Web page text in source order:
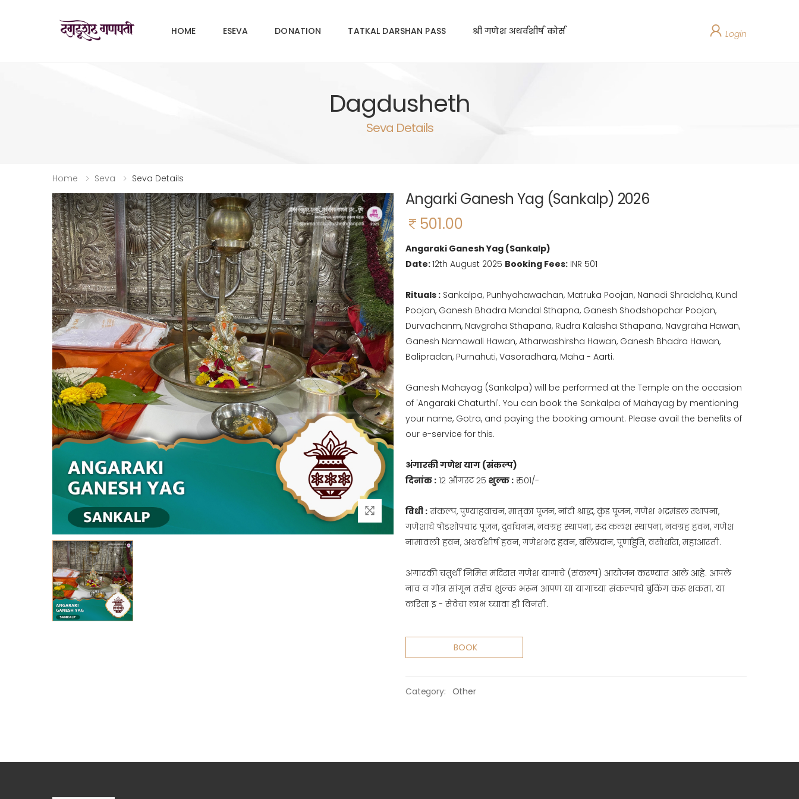
HOME ESEVA DONATION TATKAL DARSHAN PASS श्री गणेश अथर्वशीर्ष कोर्स Login
Dagdusheth
Seva Details
Home Seva Seva Details
Angarki Ganesh Yag (Sankalp) 2026
501.00
Angaraki Ganesh Yag (Sankalp)
Date:12th August 2025 Booking Fees: INR 501
Rituals : Sankalpa, Punhyahawachan, Matruka Poojan, Nanadi Shraddha, Kund
Poojan, Ganesh Bhadra Mandal Sthapna, Ganesh Shodshopchar Poojan,
Durvachanm, Navgraha Sthapana, Rudra Kalasha Sthapana, Navgraha Hawan,
Ganesh Namawali Hawan, Atharwashirsha Hawan, Ganesh Bhadra Hawan,
Balipradan, Purnahuti, Vasoradhara, Maha - Aarti.
Ganesh Mahayag (Sankalpa) will be performed at the Temple on the occasion
of 'Angaraki Chaturthi'. You can book the Sankalpa of Mahayag by mentioning
your name, Gotra, and paying the booking amount. Please avail the benefits of
our e-service for this.
अंगारकी गणेश याग (संकल्प)
दिनांक : १२ ऑगस्ट २५ शुल्क : ₹ ५०१/-
विधी : संकल्प, पुण्याहवाचन, मातृका पूजन, नांदी श्राद्ध, कुंड पूजन, गणेश भद्रमंडल स्थापना,
गणेशाचे षोडशोपचार पूजन, दुर्वाचनम, नवग्रह स्थापना, रुद्र कलश स्थापना, नवग्रह हवन, गणेश
नामावली हवन, अथर्वशीर्ष हवन, गणेशभद्र हवन, बलिप्रदान, पूर्णाहुति, वसोर्धारा, महाआरती.
अंगारकी चतुर्थी निमित्त मंदिरात गणेश यागाचे (संकल्प) आयोजन करण्यात आले आहे. आपले
नाव व गोत्र सांगून तसेच शुल्क भरून आपण या यागाच्या संकल्पाचे बुकिंग करू शकता. या
करिता इ - सेवेचा लाभ घ्यावा ही विनंती.
BOOK
Category: Other